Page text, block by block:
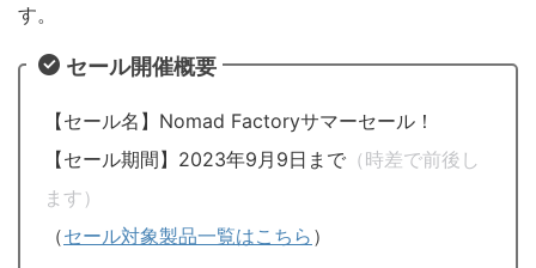
す。
セール開催概要
【セール名】Nomad Factoryサマーセール！
【セール期間】2023年9月9日まで （時差で前後し
ます）
（セール対象製品一覧はこちら ）